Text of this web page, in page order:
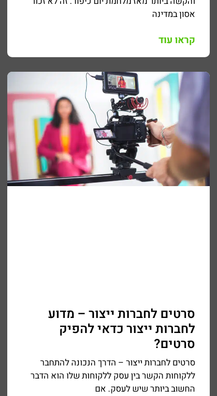
אסון במדינה
קראו עוד
סרטים לחברות ייצור – מדוע
לחברות ייצור כדאי להפיק
סרטים?
סרטים לחברות ייצור – הדרך הנכונה להתחבר
ללקוחות הקשר בין עסק ללקוחות שלו הוא הדבר
החשוב ביותר שיש לעסק. אם